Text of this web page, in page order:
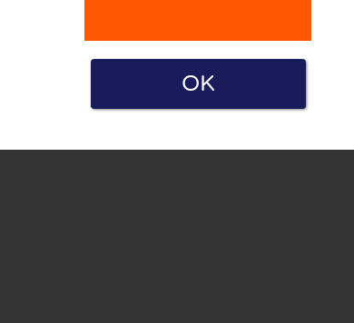
prywatności. Oświadczam również, że mam
dla firm, jak i użytkowników. Dlatego niektóre strony
OK